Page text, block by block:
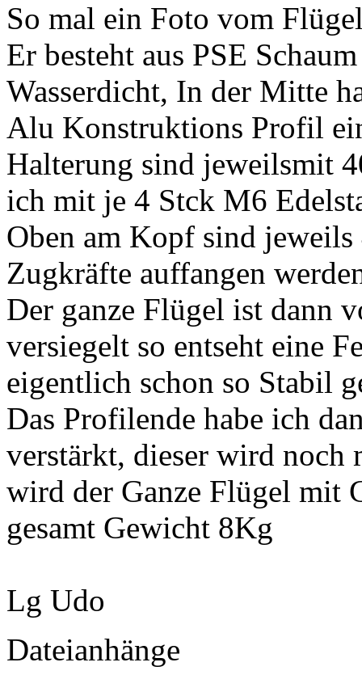
So mal ein Foto vom
Er besteht aus PSE
Wasserdicht, In der Mitte
Alu Konstruktions Profil
Halterung sind jeweilsmit
ich mit je 4 Stck M6
Oben am Kopf sind
Zugkräfte auffangen
Der ganze Flügel ist dann
versiegelt so entseht eine
eigentlich schon so Stabil
Das Profilende habe ich
verstärkt, dieser wird noch
wird der Ganze Flügel mit
gesamt Gewicht 8Kg
Lg Udo
Dateianhänge